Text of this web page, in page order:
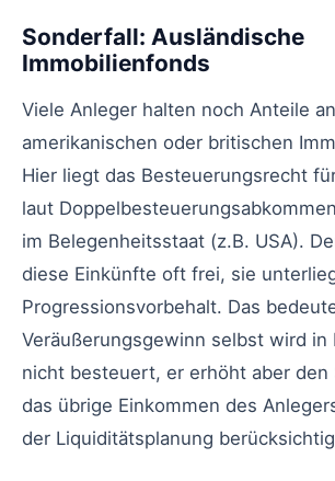
Sonderfall: Ausländische
Immobilienfonds
Viele Anleger halten noch Anteile
amerikanischen oder britischen
Hier liegt das Besteuerungsrecht
laut
im Belegenheitsstaat (z.B. USA).
diese Einkünfte oft frei, sie
Progressionsvorbehalt. Das
Veräußerungsgewinn selbst wird in
nicht besteuert, er erhöht aber den
das übrige Einkommen des
der Liquiditätsplanung